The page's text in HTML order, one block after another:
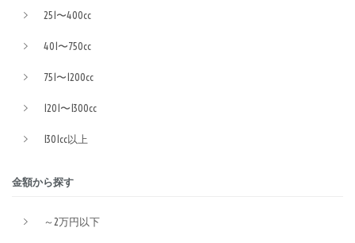
251〜400cc
401〜750cc
751〜1200cc
1201〜1300cc
1301cc以上
金額から探す
～2万円以下